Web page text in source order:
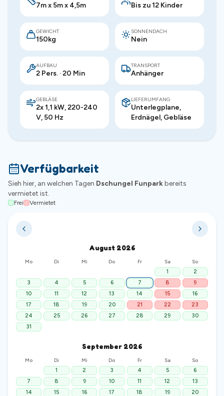
7m x 5m x 4,5m Bis zu 12 Kinder
GEWICHT
150kg
SONNENDACH
Nein
AUFBAU
2 Pers. · 20 Min
TRANSPORT
Anhänger
GEBLÄSE
2x 1,1 kW, 220-240
V, 50 Hz
LIEFERUMFANG
Unterlegplane,
Erdnägel, Gebläse
Verfügbarkeit
Sieh hier, an welchen Tagen Dschungel Funparkbereits
vermietet ist.
Frei Vermietet
August 2026
Mo Di Mi Do Fr Sa
So
1
2
3
4 5 6 7 8
9
10
11 12 13 14 15
16
17
18 19 20 21 22
23
24
25 26 27 28 29
30
31
September 2026
Mo Di Mi Do Fr Sa
So
1
2 3 4 5
6
7
8 9 10 11 12
13
14
15 16 17 18 19
20